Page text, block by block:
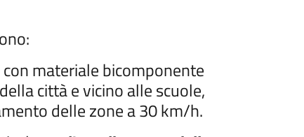
con materiale bicomponente
città e vicino alle scuole,
delle zone a 30 km/h.